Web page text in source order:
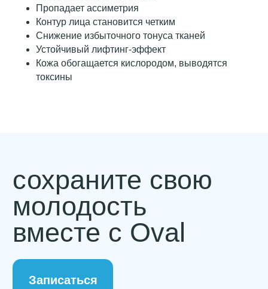
Пропадает ассиметрия
Контур лица становится четким
Снижение избыточного тонуса тканей
Устойчивый лифтинг-эффект
Кожа обогащается кислородом, выводятся
токсины